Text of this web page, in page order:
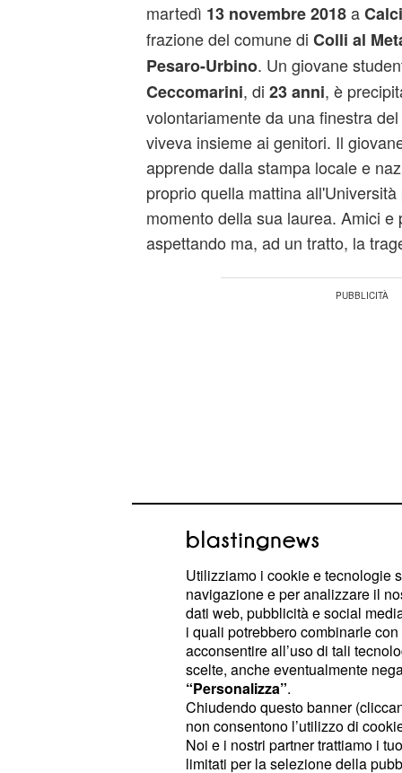
martedì 13 novembre 2018a
frazione del comune di Colli al
Pesaro-Urbino. Un giovane
Ceccomarini, di 23 anni, è
volontariamente da una finestra
viveva insieme ai genitori. Il
apprende dalla stampa locale e
proprio quella mattina
momento della sua laurea. Amici e
aspettando ma, ad un tratto, la
La tesi inoltre non era stata
quanto riportato dal quotidianoIl
volevano altri due anni come
l'agognato traguardo.
Ha lasciato anche
genitori
Utilizziamo i cookie e tecnologie
navigazione e per analizzare il
dati web, pubblicità e social
i quali potrebbero combinarle
acconsentire all’uso di tali
scelte, anche eventualmente
“Personalizza”.
Chiudendo questo banner
non consentono l’utilizzo di
Noi e i nostri partner trattiamo i
limitati per la selezione della